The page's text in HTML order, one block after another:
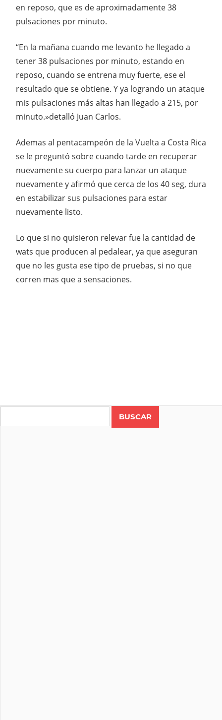
en reposo, que es de aproximadamente 38
pulsaciones por minuto.
“En la mañana cuando me levanto he llegado a
tener 38 pulsaciones por minuto, estando en
reposo, cuando se entrena muy fuerte, ese el
resultado que se obtiene. Y ya logrando un ataque
mis pulsaciones más altas han llegado a 215, por
minuto.»detalló Juan Carlos.
Ademas al pentacampeón de la Vuelta a Costa Rica
se le preguntó sobre cuando tarde en recuperar
nuevamente su cuerpo para lanzar un ataque
nuevamente y afirmó que cerca de los 40 seg, dura
en estabilizar sus pulsaciones para estar
nuevamente listo.
Lo que si no quisieron relevar fue la cantidad de
wats que producen al pedalear, ya que aseguran
que no les gusta ese tipo de pruebas, si no que
corren mas que a sensaciones.